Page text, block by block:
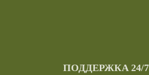
ПОДДЕРЖКА 24/7